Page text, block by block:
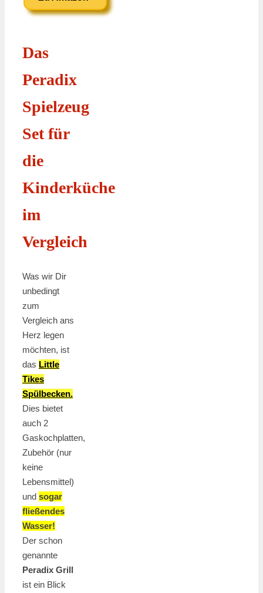
Das
Peradix
Spielzeug
Set für
die
Kinderküche
im
Vergleich
Was wir Dir
unbedingt
zum
Vergleich ans
Herz legen
möchten, ist
das Little
Tikes
Spülbecken.
Dies bietet
auch 2
Gaskochplatten,
Zubehör (nur
keine
Lebensmittel)
und sogar
fließendes
Wasser!
Der schon
genannte
Peradix Grill
ist ein Blick